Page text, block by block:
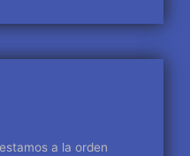
a la orden